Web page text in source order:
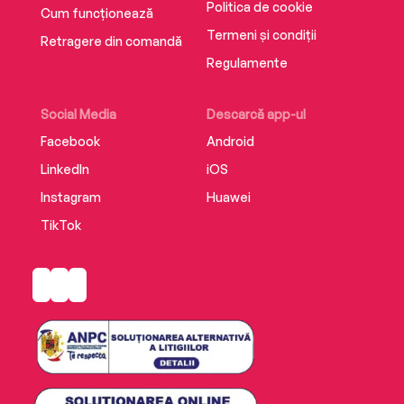
Cum funcționează
Retragere din comandă
Social Media
Facebook
LinkedIn
Instagram
TikTok
Descarcă app-ul
Android
iOS
Huawei
Politica de cookie
Termeni și condiții
Regulamente